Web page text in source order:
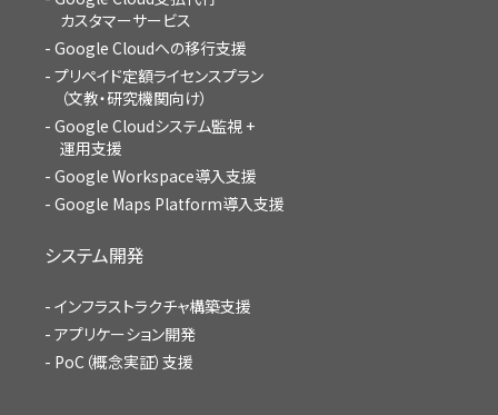
カスタマーサービス
Google Cloudへの移行支援
プリペイド定額ライセンスプラン
（文教・研究機関向け）
Google Cloudシステム監視 +
運用支援
Google Workspace導入支援
Google Maps Platform導入支援
システム開発
インフラストラクチャ構築支援
アプリケーション開発
PoC（概念実証）支援